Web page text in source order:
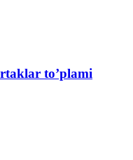
to’plami